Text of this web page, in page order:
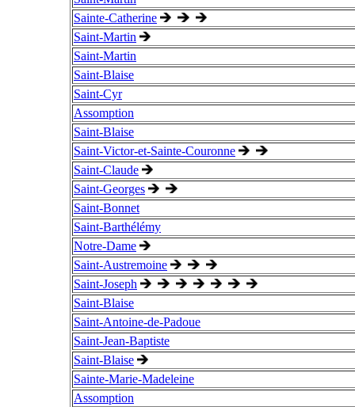
Sainte-Catherine
Saint-Martin
Saint-Martin
Saint-Blaise
Saint-Cyr
Assomption
Saint-Blaise
Saint-Victor-et-Sainte-Couronne
Saint-Claude
Saint-Georges
Saint-Bonnet
Saint-Barthélémy
Notre-Dame
Saint-Austremoine
Saint-Joseph
Saint-Blaise
Saint-Antoine-de-Padoue
Saint-Jean-Baptiste
Saint-Blaise
Sainte-Marie-Madeleine
Assomption